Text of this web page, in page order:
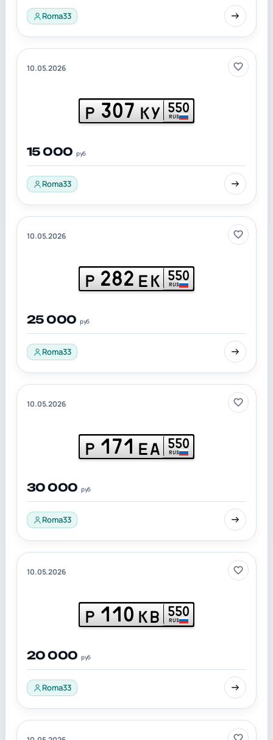
Roma33
10.05.2026
Р 307 КУ 550
RUS
15 000 руб
Roma33
10.05.2026
Р 282 ЕК 550
RUS
25 000 руб
Roma33
10.05.2026
Р 171 ЕА 550
RUS
30 000 руб
Roma33
10.05.2026
Р 110 КВ 550
RUS
20 000 руб
Roma33